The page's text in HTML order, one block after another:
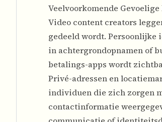
Veelvoorkomende
Video content creators
gedeeld wordt.
in achtergrondopnamen of
betalings-apps wordt
Privé-adressen en
individuen die zich zorgen
contactinformatie